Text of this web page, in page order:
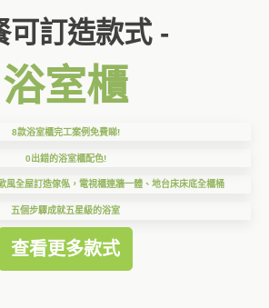
可訂造款式 -
浴室櫃
8款浴室櫃完工案例免費睇!
0出錯的浴室櫃配色!
風全屋訂造傢俬，電視櫃連牆一體、地台床床底全櫃桶
五個步驟成就五星級的浴室
查看更多款式